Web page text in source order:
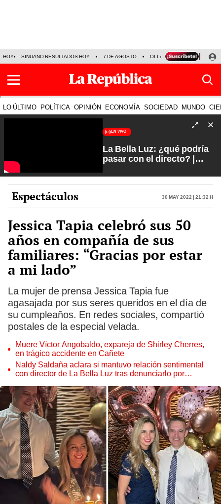
HOY SINUANO RESULTADOS HOY 7 DE AGOSTO OLLANTA HUMALA
LO ÚLTIMO POLÍTICA OPINIÓN ECONOMÍA SOCIEDAD MUNDO
EN VIVO
La Bella Luz: ¿qué podría
pasar con el directo? |
Camacho
Espectáculos 30 May 2022 | 21:32 h
Jessica Tapia celebró sus 50
años en compañía de sus
familiares: “Gracias por estar
a mi lado”
La mujer de prensa Jessica Tapia fue
agasajada por sus seres queridos en el día de
su cumpleaños. En redes sociales, compartió
postales de la especial velada.
Muere Víctor Angobaldo, expareja de Shirley Cherres,
en trágico accidente en Cañete
Naldy Saldaña aclara si mantuvo relación sentimental
con director de La Bella Luz tras denunciarlo por